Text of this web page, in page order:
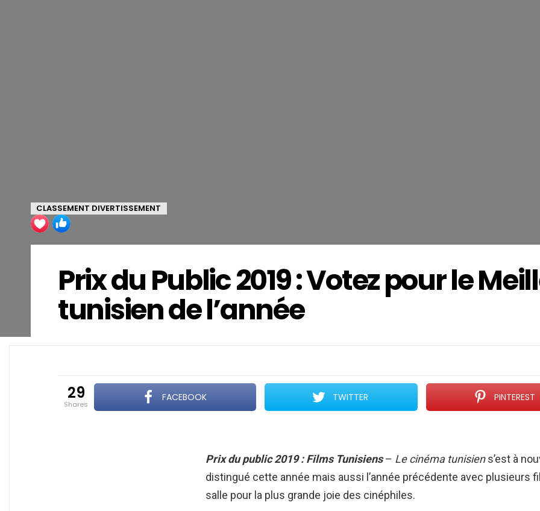
CLASSEMENT DIVERTISSEMENT
Prix du Public 2019 : Votez pour le
tunisien de l’année
29
shares
FACEBOOK TWITTER PINTEREST
Prix du public 2019 : Films Tunisiens– Le cinéma tunisiens’est à
distingué cette année mais aussi l’année précédente avec plusieurs
salle pour la plus grande joie des cinéphiles.